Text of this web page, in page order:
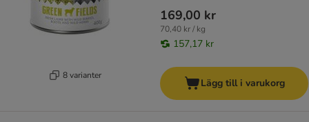
8 varianter
169,00 kr
70,40 kr / kg
157,17 kr
Lägg till i varukorg